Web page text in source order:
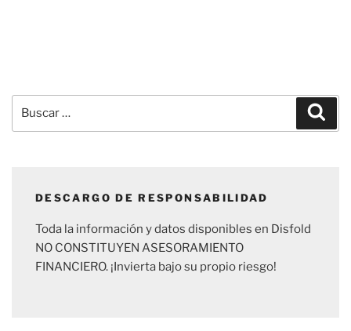
por:
DESCARGO DE RESPONSABILIDAD
Toda la información y datos disponibles en Disfold
NO CONSTITUYEN ASESORAMIENTO
FINANCIERO. ¡Invierta bajo su propio riesgo!